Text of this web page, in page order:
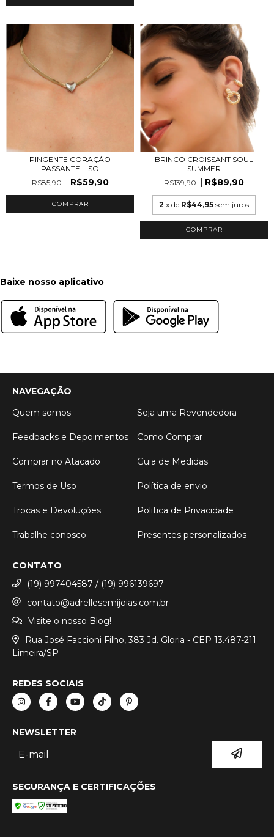
PINGENTE CORAÇÃO
PASSANTE LISO
R$85,90
R$59,90
COMPRAR
BRINCO CROISSANT SOUL
SUMMER
R$139,90
R$89,90
2 x de R$44,95 sem juros
COMPRAR
Baixe nosso aplicativo
NAVEGAÇÃO
Quem somos
Seja uma Revendedora
Feedbacks e Depoimentos Como Comprar
Comprar no Atacado Guia de Medidas
Termos de Uso Política de envio
Trocas e Devoluções Politica de Privacidade
Trabalhe conosco Presentes personalizados
CONTATO
(19) 997404587 / (19) 996139697
contato@adrellesemijoias.com.br
Visite o nosso Blog!
Rua José Faccioni Filho, 383 Jd. Gloria - CEP 13.487-211
Limeira/SP
REDES SOCIAIS
NEWSLETTER
SEGURANÇA E CERTIFICAÇÕES